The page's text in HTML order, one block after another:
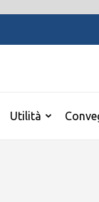
Utilità